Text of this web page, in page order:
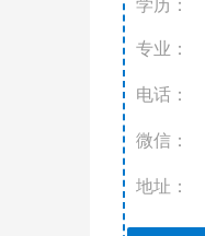
学历：
专业：
电话：
微信：
地址：